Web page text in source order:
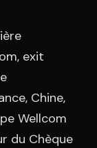
exit
Chine,
Wellcom
du Chèque